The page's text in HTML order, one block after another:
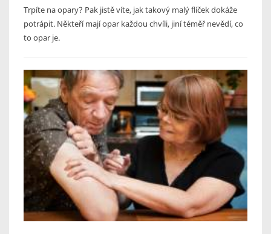
Trpíte na opary? Pak jistě víte, jak takový malý flíček dokáže
potrápit. Někteří mají opar každou chvíli, jiní téměř nevědí, co
to opar je.